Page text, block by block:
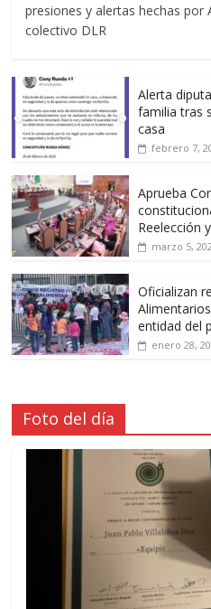
presiones y alertas hechas por
colectivo DLR
Alerta
familia tras
casa
febrero 7,
Aprueba
Reelección
marzo 5,
Oficializan
entidad del
enero 28,
Foto del día